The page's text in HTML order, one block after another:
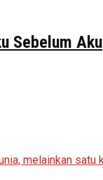
Sebelum Aku